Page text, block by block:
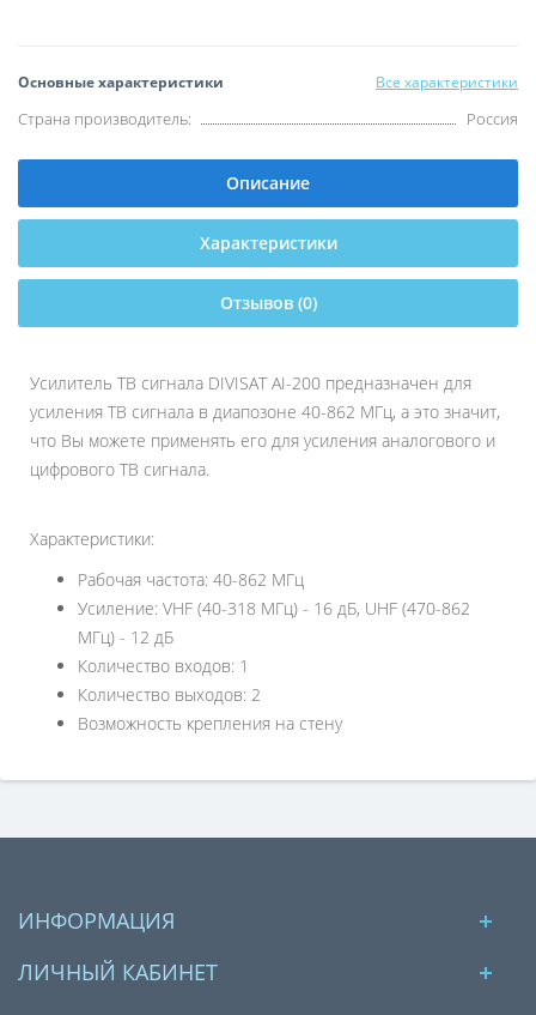
Основные характеристики Все характеристики
Страна производитель: Россия
Описание
Характеристики
Отзывов (0)
Усилитель ТВ сигнала DIVISAT AI-200 предназначен для
усиления ТВ сигнала в диапозоне 40-862 МГц, а это значит,
что Вы можете применять его для усиления аналогового и
цифрового ТВ сигнала.
Характеристики:
Рабочая частота: 40-862 МГц
Усиление: VHF (40-318 МГц) - 16 дБ, UHF (470-862
МГц) - 12 дБ
Количество входов: 1
Количество выходов: 2
Возможность крепления на стену
ИНФОРМАЦИЯ
ЛИЧНЫЙ КАБИНЕТ